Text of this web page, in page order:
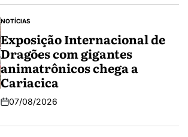
NOTÍCIAS
Exposição Internacional de
Dragões com gigantes
animatrônicos chega a
Cariacica
07/08/2026